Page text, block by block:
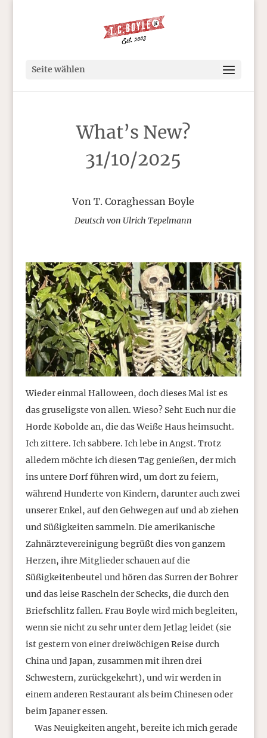
Seite wählen
What’s New?
31/10/2025
Von T. Coraghessan Boyle
Deutsch von Ulrich Tepelmann
Wieder einmal Halloween, doch dieses Mal ist es
das gruseligste von allen. Wieso? Seht Euch nur die
Horde Kobolde an, die das Weiße Haus heimsucht.
Ich zittere. Ich sabbere. Ich lebe in Angst. Trotz
alledem möchte ich diesen Tag genießen, der mich
ins untere Dorf führen wird, um dort zu feiern,
während Hunderte von Kindern, darunter auch zwei
unserer Enkel, auf den Gehwegen auf und ab ziehen
und Süßigkeiten sammeln. Die amerikanische
Zahnärztevereinigung begrüßt dies von ganzem
Herzen, ihre Mitglieder schauen auf die
Süßigkeitenbeutel und hören das Surren der Bohrer
und das leise Rascheln der Schecks, die durch den
Briefschlitz fallen. Frau Boyle wird mich begleiten,
wenn sie nicht zu sehr unter dem Jetlag leidet (sie
ist gestern von einer dreiwöchigen Reise durch
China und Japan, zusammen mit ihren drei
Schwestern, zurückgekehrt), und wir werden in
einem anderen Restaurant als beim Chinesen oder
beim Japaner essen.
Was Neuigkeiten angeht, bereite ich mich gerade